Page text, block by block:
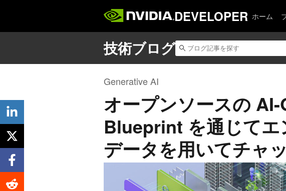
DEVELOPER ホーム
Generative AI
オープンソースの
Blueprint を通じて
データを用いてチャ